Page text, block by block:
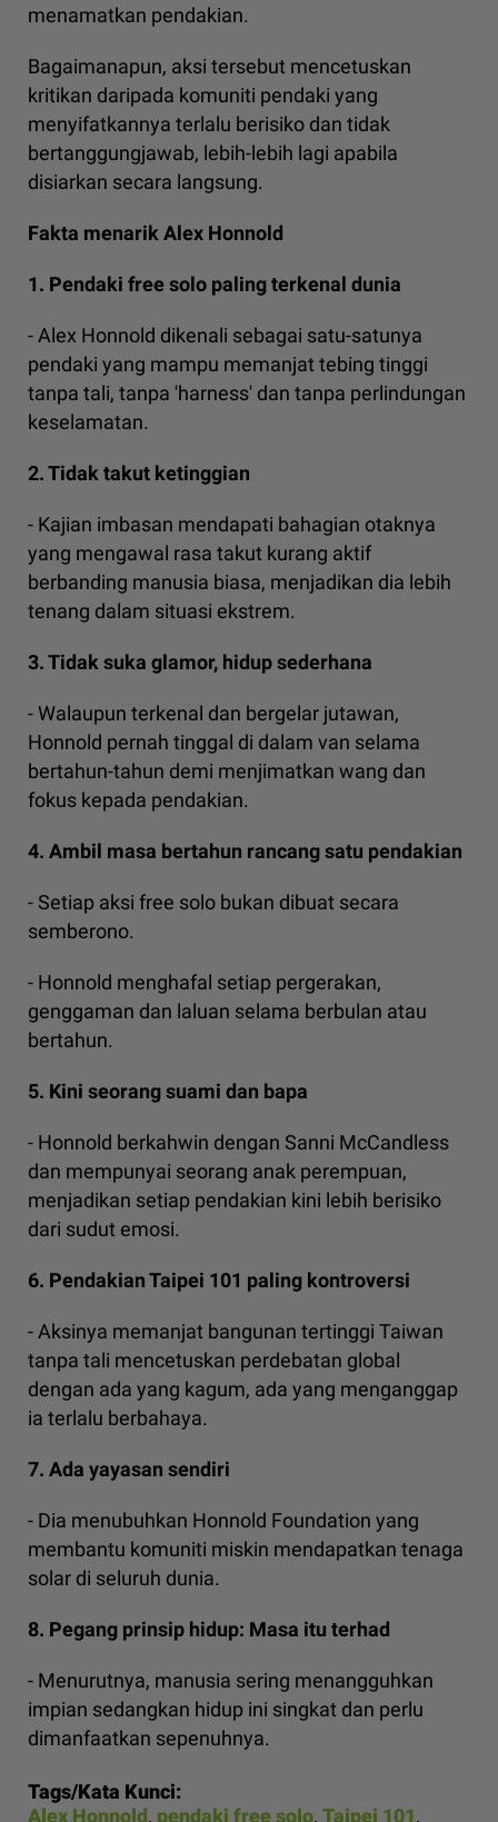
menamatkan pendakian.
Bagaimanapun, aksi tersebut mencetuskan
kritikan daripada komuniti pendaki yang
menyifatkannya terlalu berisiko dan tidak
bertanggungjawab, lebih-lebih lagi apabila
disiarkan secara langsung.
Fakta menarik Alex Honnold
1. Pendaki free solo paling terkenal dunia
- Alex Honnold dikenali sebagai satu-satunya
pendaki yang mampu memanjat tebing tinggi
tanpa tali, tanpa 'harness' dan tanpa perlindungan
keselamatan.
2. Tidak takut ketinggian
- Kajian imbasan mendapati bahagian otaknya
yang mengawal rasa takut kurang aktif
berbanding manusia biasa, menjadikan dia lebih
tenang dalam situasi ekstrem.
3. Tidak suka glamor, hidup sederhana
- Walaupun terkenal dan bergelar jutawan,
Honnold pernah tinggal di dalam van selama
bertahun-tahun demi menjimatkan wang dan
fokus kepada pendakian.
4. Ambil masa bertahun rancang satu pendakian
- Setiap aksi free solo bukan dibuat secara
semberono.
- Honnold menghafal setiap pergerakan,
genggaman dan laluan selama berbulan atau
bertahun.
5. Kini seorang suami dan bapa
- Honnold berkahwin dengan Sanni McCandless
dan mempunyai seorang anak perempuan,
menjadikan setiap pendakian kini lebih berisiko
dari sudut emosi.
6. Pendakian Taipei 101 paling kontroversi
- Aksinya memanjat bangunan tertinggi Taiwan
tanpa tali mencetuskan perdebatan global
dengan ada yang kagum, ada yang menganggap
ia terlalu berbahaya.
7. Ada yayasan sendiri
- Dia menubuhkan Honnold Foundation yang
membantu komuniti miskin mendapatkan tenaga
solar di seluruh dunia.
8. Pegang prinsip hidup: Masa itu terhad
- Menurutnya, manusia sering menangguhkan
impian sedangkan hidup ini singkat dan perlu
dimanfaatkan sepenuhnya.
Tags/Kata Kunci:
Alex Honnold, pendaki free solo, Taipei 101,